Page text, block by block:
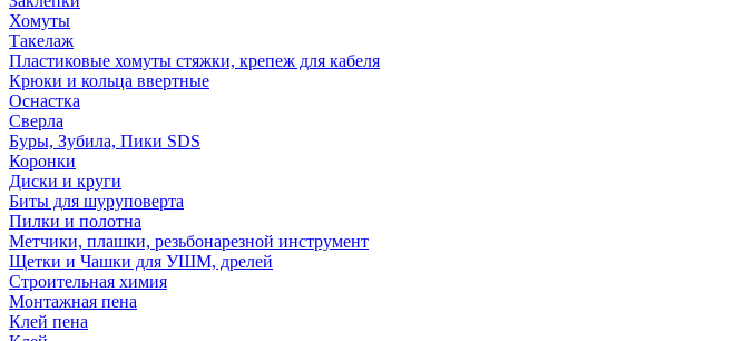
Хомуты
Такелаж
Пластиковые хомуты стяжки, крепеж для кабеля
Крюки и кольца ввертные
Оснастка
Сверла
Буры, Зубила, Пики SDS
Коронки
Диски и круги
Биты для шуруповерта
Пилки и полотна
Метчики, плашки, резьбонарезной инструмент
Щетки и Чашки для УШМ, дрелей
Строительная химия
Монтажная пена
Клей пена